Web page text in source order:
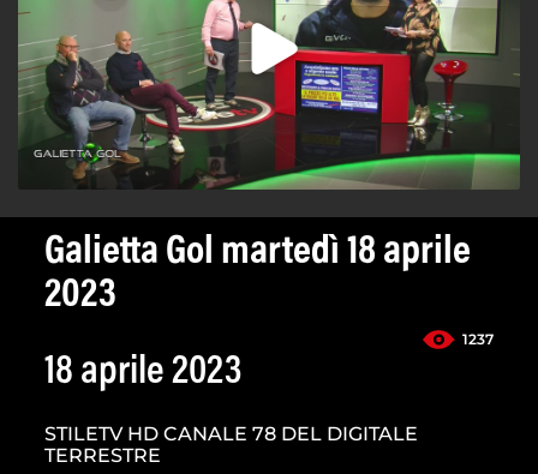
Galietta Gol martedì 18 aprile
2023
1237
18 aprile 2023
STILETV HD CANALE 78 DEL DIGITALE
TERRESTRE